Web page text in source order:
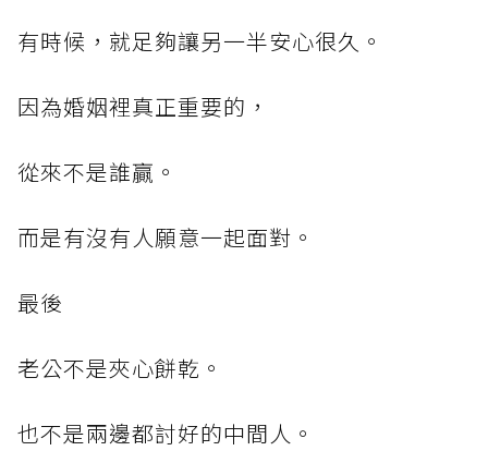
有時候，就足夠讓另一半安心很久。
因為婚姻裡真正重要的，
從來不是誰贏。
而是有沒有人願意一起面對。
最後
老公不是夾心餅乾。
也不是兩邊都討好的中間人。